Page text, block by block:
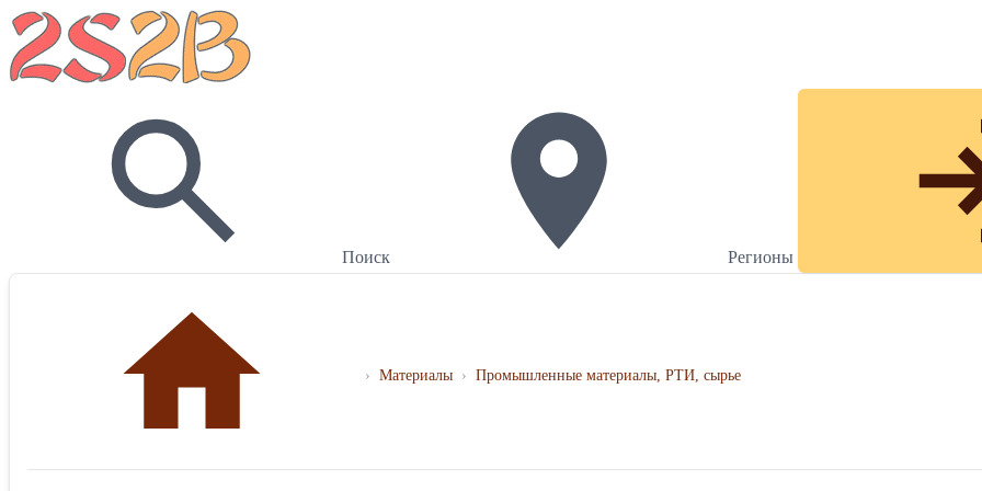
Поиск Регионы
› Материалы › Промышленные материалы, РТИ, сырье